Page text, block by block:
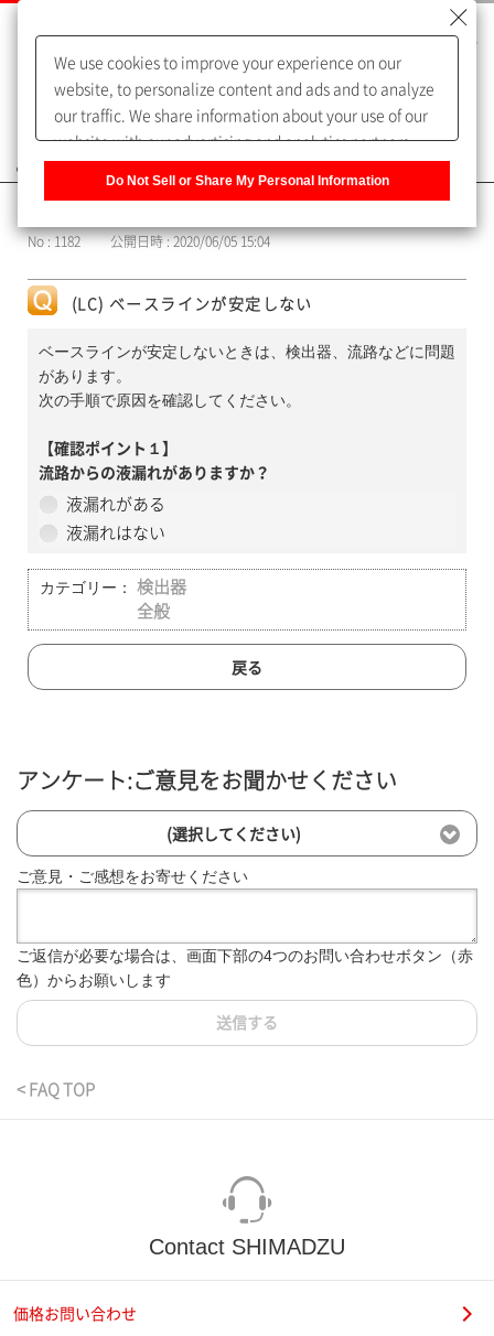
よくあるご質問（FAQ）
No : 1182 公開日時 : 2020/06/05 15:04
(LC) ベースラインが安定しない
ベースラインが安定しないときは、検出器、流路などに問題
があります。
次の手順で原因を確認してください。
【確認ポイント１】
流路からの液漏れがありますか？
液漏れがある
液漏れはない
カテゴリー：
検出器
全般
戻る
アンケート:ご意見をお聞かせください
(選択してください)
ご意見・ご感想をお寄せください
ご返信が必要な場合は、画面下部の4つのお問い合わせボタン（赤
色）からお願いします
送信する
< FAQ TOP
Contact SHIMADZU
価格お問い合わせ
We use cookies to improve your experience on our
website, to personalize content and ads and to analyze
our traffic. We share information about your use of our
website with our advertising and analytics partners,
of our sharing information about you with our partners.
Information] to customize your cookie settings on our
Do Not Sell or Share My Personal Information